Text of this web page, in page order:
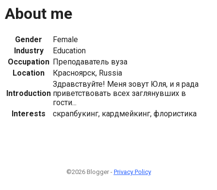
About me
Gender
Female
Industry
Education
Occupation Преподаватель вуза
Location
Красноярск, Russia
Introduction
Здравствуйте! Меня зовут Юля, и я рада
приветствовать всех заглянувших в
гости...
Interests
скрапбукинг, кардмейкинг, флористика
©2026 Blogger - Privacy Policy